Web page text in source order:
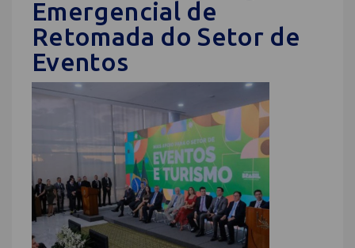
Emergencial de
Retomada do Setor de
Eventos